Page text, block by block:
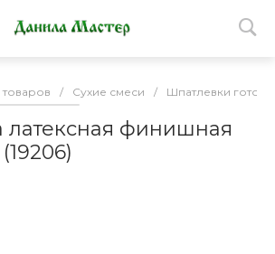
товаров / Сухие смеси / Шпатлевки
латексная финишная